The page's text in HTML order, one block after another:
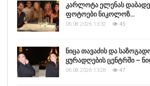
კარლოტა ელენას
ფოტოები ნიკოლოზ…
06.08.2026 13:32 45
ნიცა თავაძის და
ყურადღების ცენტრში –
06.08.2026 13:28 47